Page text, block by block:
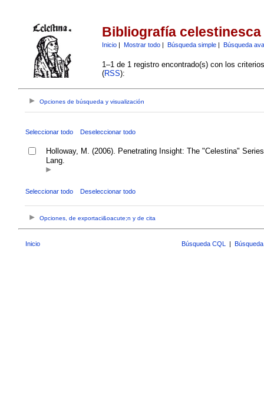
Bibliografía celestinesca
Inicio| Mostrar todo| Búsqueda simple| Búsqueda
1–1 de 1 registro encontrado(s) con los
(RSS):
Opciones de búsqueda y visualización
Seleccionar todo Deseleccionar todo
Holloway, M. (2006). Penetrating Insight: The "Celestina"
Lang.
Seleccionar todo Deseleccionar todo
Opciones, de exportaci&oacute;n y de cita
Inicio Búsqueda CQL |